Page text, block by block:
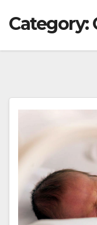
Category: